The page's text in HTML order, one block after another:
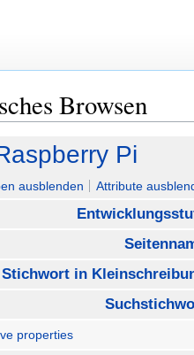
Browsen
Pi
ausblenden Attribute
Stichwort in
properties